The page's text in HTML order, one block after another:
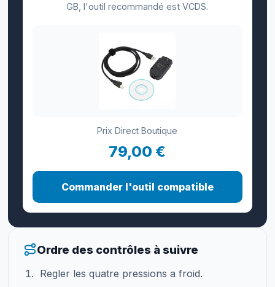
GB, l'outil recommandé est VCDS.
Prix Direct Boutique
79,00 €
Commander l'outil compatible
Ordre des contrôles à suivre
Regler les quatre pressions a froid.